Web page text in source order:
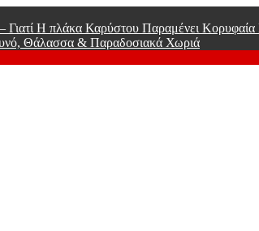
Η πλάκα Καρύστου Παραμένει Κορυφαία
Θάλασσα & Παραδοσιακά Χωριά